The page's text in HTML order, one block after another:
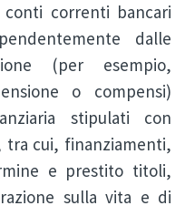
correnti bancari
dalle
(per esempio,
o compensi)
stipulati con
cui, finanziamenti,
e prestito titoli,
sulla vita e di